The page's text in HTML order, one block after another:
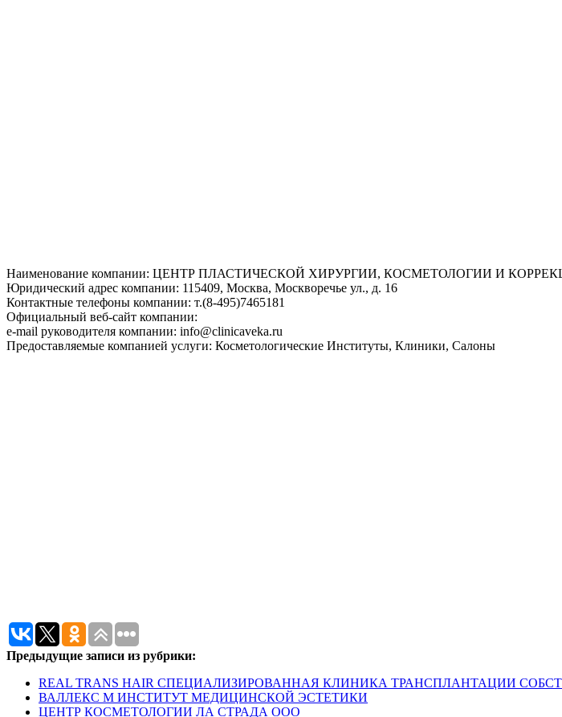
Наименование компании: ЦЕНТР ПЛАСТИЧЕСКОЙ ХИРУРГИИ, КОСМЕТОЛОГИИ И
Юридический адрес компании: 115409, Москва, Москворечье ул., д. 16
Контактные телефоны компании: т.(8-495)7465181
Официальный веб-сайт компании:
e-mail руководителя компании: info@clinicaveka.ru
Предоставляемые компанией услуги: Косметологические Институты, Клиники, Салоны
Предыдущие записи из рубрики:
REAL TRANS HAIR СПЕЦИАЛИЗИРОВАННАЯ КЛИНИКА ТРАНСПЛАНТАЦИИ
ВАЛЛЕКС М ИНСТИТУТ МЕДИЦИНСКОЙ ЭСТЕТИКИ
ЦЕНТР КОСМЕТОЛОГИИ ЛА СТРАДА ООО